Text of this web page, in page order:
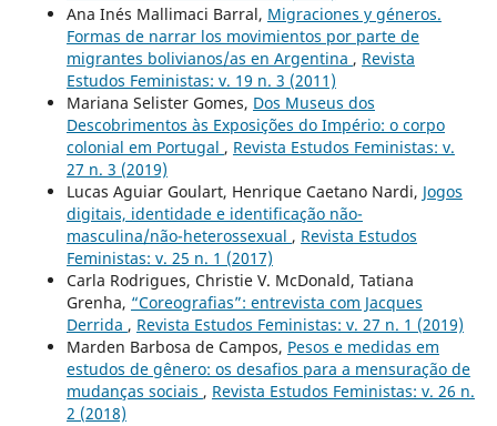
Ana Inés Mallimaci Barral, Migraciones y géneros.
Formas de narrar los movimientos por parte de
migrantes bolivianos/as en Argentina , Revista
Estudos Feministas: v. 19 n. 3 (2011)
Mariana Selister Gomes, Dos Museus dos
Descobrimentos às Exposições do Império: o corpo
colonial em Portugal , Revista Estudos Feministas: v.
27 n. 3 (2019)
Lucas Aguiar Goulart, Henrique Caetano Nardi, Jogos
digitais, identidade e identificação não-
masculina/não-heterossexual , Revista Estudos
Feministas: v. 25 n. 1 (2017)
Carla Rodrigues, Christie V. McDonald, Tatiana
Grenha, “Coreografias”: entrevista com Jacques
Derrida , Revista Estudos Feministas: v. 27 n. 1 (2019)
Marden Barbosa de Campos, Pesos e medidas em
estudos de gênero: os desafios para a mensuração de
mudanças sociais , Revista Estudos Feministas: v. 26 n.
2 (2018)